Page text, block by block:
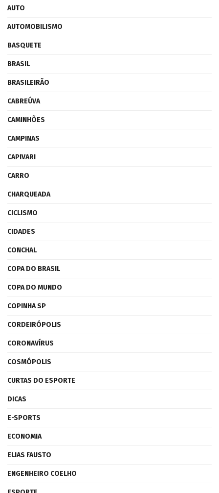
AUTO
AUTOMOBILISMO
BASQUETE
BRASIL
BRASILEIRÃO
CABREÚVA
CAMINHÕES
CAMPINAS
CAPIVARI
CARRO
CHARQUEADA
CICLISMO
CIDADES
CONCHAL
COPA DO BRASIL
COPA DO MUNDO
COPINHA SP
CORDEIRÓPOLIS
CORONAVÍRUS
COSMÓPOLIS
CURTAS DO ESPORTE
DICAS
E-SPORTS
ECONOMIA
ELIAS FAUSTO
ENGENHEIRO COELHO